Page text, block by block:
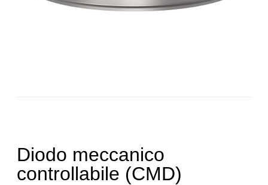
Diodo meccanico
controllabile (CMD)